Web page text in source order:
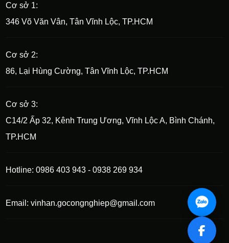
Cơ sở 1:
346 Võ Văn Vân, Tân Vĩnh Lộc, TP.HCM
Cơ sở 2:
86, Lại Hùng Cường, Tân Vĩnh Lộc, TP.HCM
Cơ sở 3:
C14/2 Ấp 32, Kênh Trung Ương, Vĩnh Lộc A, Bình Chánh,
TP.HCM
Hotline: 0986 403 943 - 0938 269 934
Email: vinhan.gocongnghiep@gmail.com